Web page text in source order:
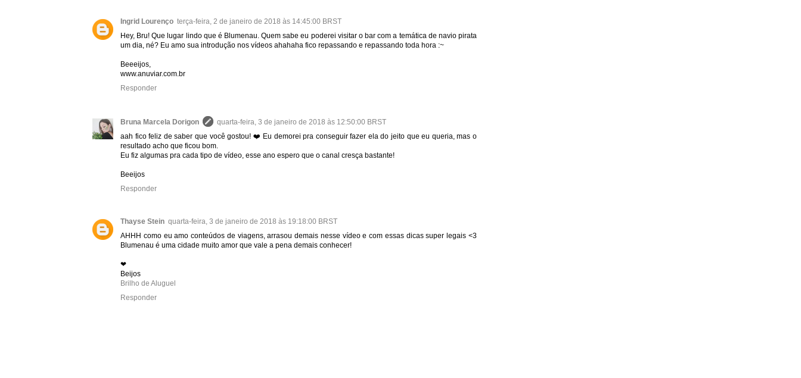
Ingrid Lourenço terça-feira, 2 de janeiro de 2018 às 14:45:00 BRST
Hey, Bru! Que lugar lindo que é Blumenau. Quem sabe eu poderei visitar o bar com a temática de navio pirata
um dia, né? Eu amo sua introdução nos vídeos ahahaha fico repassando e repassando toda hora :~
Beeeijos,
www.anuviar.com.br
Responder
Bruna Marcela Dorigon
quarta-feira, 3 de janeiro de 2018 às 12:50:00 BRST
aah fico feliz de saber que você gostou! ❤️ Eu demorei pra conseguir fazer ela do jeito que eu queria, mas o
resultado acho que ficou bom.
Eu fiz algumas pra cada tipo de vídeo, esse ano espero que o canal cresça bastante!
Beeijos
Responder
Thayse Stein quarta-feira, 3 de janeiro de 2018 às 19:18:00 BRST
AHHH como eu amo conteúdos de viagens, arrasou demais nesse vídeo e com essas dicas super legais <3
Blumenau é uma cidade muito amor que vale a pena demais conhecer!
❤
Beijos
Brilho de Aluguel
Responder